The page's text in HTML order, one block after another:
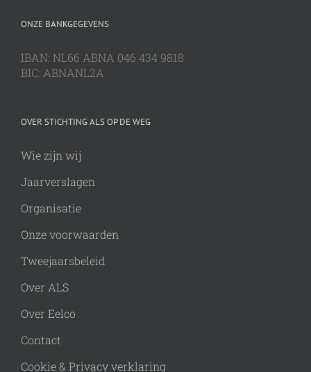
ONZE BANKGEGEVENS
IBAN: NL66 ABNA 046 434 9818
BIC: ABNANL2A
OVER STICHTING ALS OP DE WEG
Wie zijn wij
Jaarverslagen
Organisatie
Onze voorwaarden
Tweejaarsbeleid
Over ALS
Over Eelco
Contact
Cookie & Privacy verklaring